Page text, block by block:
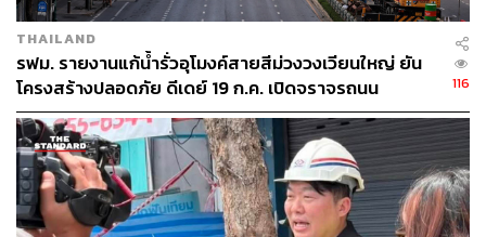
THAILAND
รฟม. รายงานแก้น้ำรั่วอุโมงค์สายสีม่วงวงเวียนใหญ่ ยัน
โครงสร้างปลอดภัย ดีเดย์ 19 ก.ค. เปิดจราจรถนน
ประชาธิปก 3 ช่อง
116